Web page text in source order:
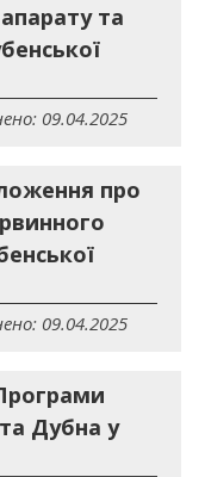
та
09.04.2025
про
09.04.2025
Дубна у